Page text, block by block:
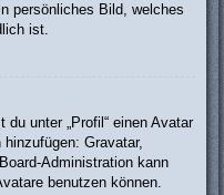
persönliches Bild, welches
ist.
unter „Profil“ einen Avatar
Gravatar,
Administration kann
benutzen können.